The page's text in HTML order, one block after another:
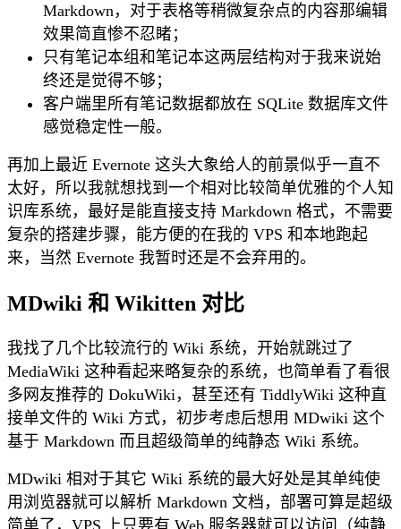
Markdown，对于表格等稍微复杂点的内容那编辑
效果简直惨不忍睹；
只有笔记本组和笔记本这两层结构对于我来说始
终还是觉得不够；
客户端里所有笔记数据都放在 SQLite 数据库文件
感觉稳定性一般。
再加上最近 Evernote 这头大象给人的前景似乎一直不
太好，所以我就想找到一个相对比较简单优雅的个人知
识库系统，最好是能直接支持 Markdown 格式，不需要
复杂的搭建步骤，能方便的在我的 VPS 和本地跑起
来，当然 Evernote 我暂时还是不会弃用的。
MDwiki 和 Wikitten 对比
我找了几个比较流行的 Wiki 系统，开始就跳过了
MediaWiki 这种看起来略复杂的系统，也简单看了看很
多网友推荐的 DokuWiki，甚至还有 TiddlyWiki 这种直
接单文件的 Wiki 方式，初步考虑后想用 MDwiki 这个
基于 Markdown 而且超级简单的纯静态 Wiki 系统。
MDwiki 相对于其它 Wiki 系统的最大好处是其单纯使
用浏览器就可以解析 Markdown 文档，部署可算是超级
简单了，VPS 上只要有 Web 服务器就可以访问（纯静